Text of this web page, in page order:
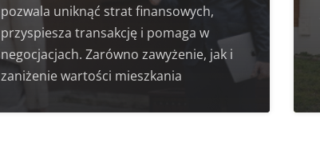
pozwala uniknąć strat finansowych,
przyspiesza transakcję i pomaga w
negocjacjach. Zarówno zawyżenie, jak i
zaniżenie wartości mieszkania